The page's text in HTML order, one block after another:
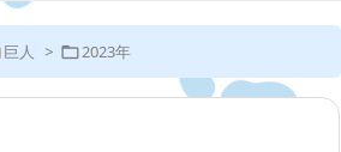
巨人 > 2023年